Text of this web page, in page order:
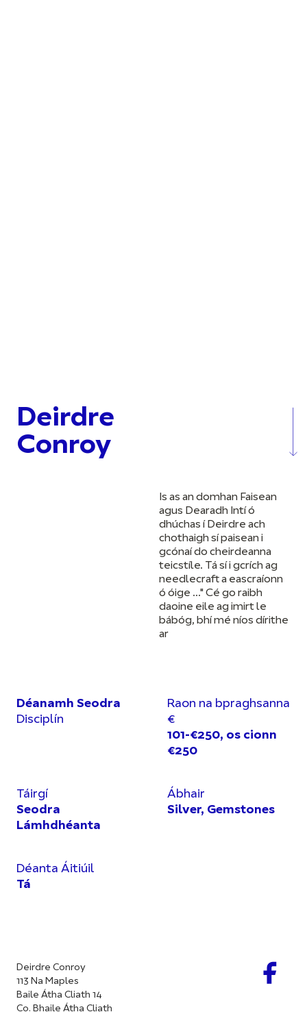
Deirdre
Conroy
Is as an domhan Faisean
agus Dearadh Intí ó
dhúchas í Deirdre ach
chothaigh sí paisean i
gcónaí do cheirdeanna
teicstíle. Tá sí i gcrích ag
needlecraft a eascraíonn
ó óige ..." Cé go raibh
daoine eile ag imirt le
bábóg, bhí mé níos dírithe
ar
Déanamh Seodra
Disciplín
Raon na bpraghsanna
€
101-€250, os cionn
€250
Táirgí
Seodra
Lámhdhéanta
Ábhair
Silver, Gemstones
Déanta Áitiúil
Tá
Deirdre Conroy
113 Na Maples
Baile Átha Cliath 14
Co. Bhaile Átha Cliath